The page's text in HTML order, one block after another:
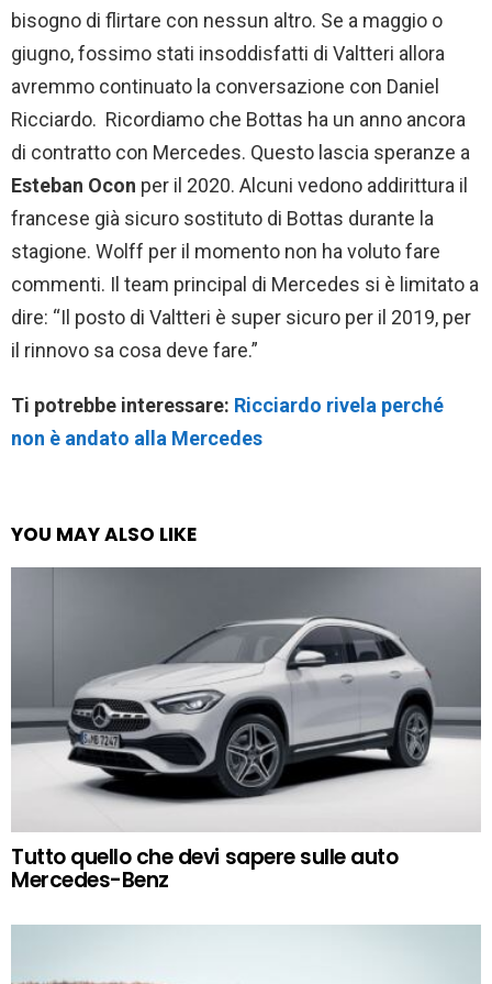
bisogno di flirtare con nessun altro. Se a maggio o
giugno, fossimo stati insoddisfatti di Valtteri allora
avremmo continuato la conversazione con Daniel
Ricciardo. Ricordiamo che Bottas ha un anno ancora
di contratto con Mercedes. Questo lascia speranze a
Esteban Ocon per il 2020. Alcuni vedono addirittura il
francese già sicuro sostituto di Bottas durante la
stagione. Wolff per il momento non ha voluto fare
commenti. Il team principal di Mercedes si è limitato a
dire: “Il posto di Valtteri è super sicuro per il 2019, per
il rinnovo sa cosa deve fare.”
Ti potrebbe interessare: Ricciardo rivela perché
non è andato alla Mercedes
YOU MAY ALSO LIKE
Tutto quello che devi sapere sulle auto
Mercedes-Benz